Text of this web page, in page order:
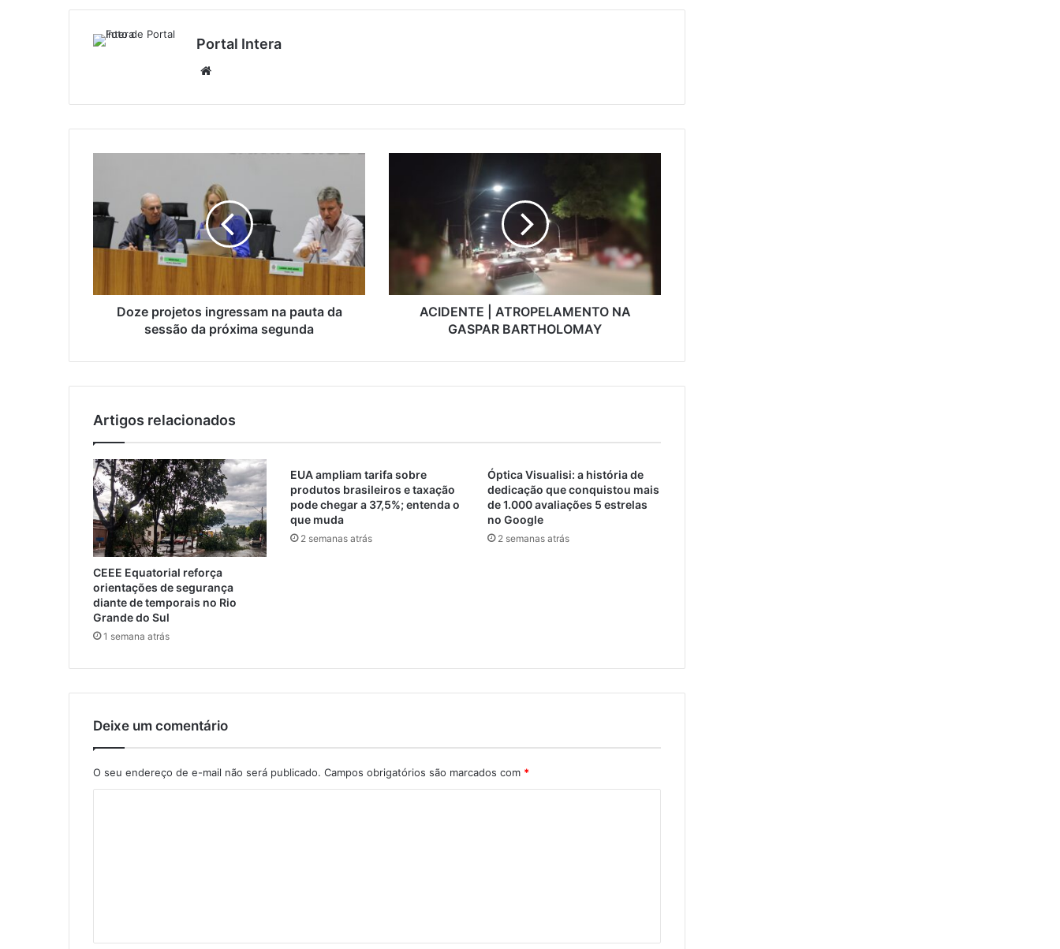
Portal Intera
Doze projetos ingressam na pauta da
sessão da próxima segunda
ACIDENTE | ATROPELAMENTO NA
GASPAR BARTHOLOMAY
Artigos relacionados
CEEE Equatorial reforça
orientações de segurança
diante de temporais no Rio
Grande do Sul
1 semana atrás
EUA ampliam tarifa sobre
produtos brasileiros e taxação
pode chegar a 37,5%; entenda o
que muda
2 semanas atrás
Óptica Visualisi: a história de
dedicação que conquistou mais
de 1.000 avaliações 5 estrelas
no Google
2 semanas atrás
Deixe um comentário
O seu endereço de e-mail não será publicado. Campos obrigatórios são marcados com *
á